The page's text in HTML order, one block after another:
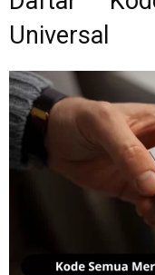
Universal